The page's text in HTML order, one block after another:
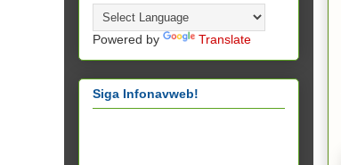
Powered by Translate
Siga Infonavweb!